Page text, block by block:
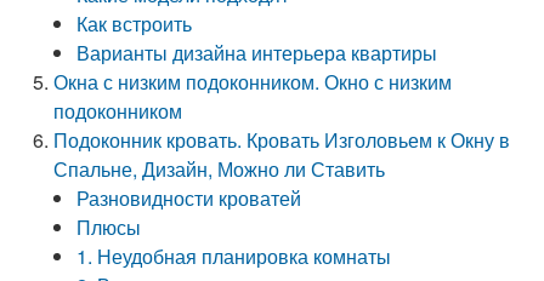
Как встроить
Варианты дизайна интерьера квартиры
Окна с низким подоконником. Окно с низким
подоконником
Подоконник кровать. Кровать Изголовьем к Окну в
Спальне, Дизайн, Можно ли Ставить
Разновидности кроватей
Плюсы
1. Неудобная планировка комнаты